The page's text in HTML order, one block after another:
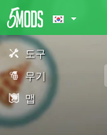
도구
무기
맵